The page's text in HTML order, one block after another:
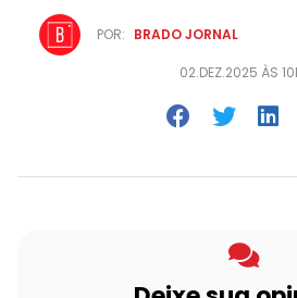
POR: BRADO JORNAL
02.DEZ.2025 ÀS